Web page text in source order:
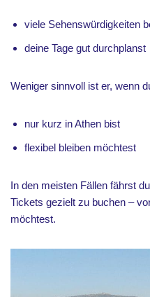
viele Sehenswürdigkeiten
deine Tage gut durchplanst
Weniger sinnvoll ist er, wenn
nur kurz in Athen bist
flexibel bleiben möchtest
In den meisten Fällen fährst
Tickets gezielt zu buchen –
möchtest.